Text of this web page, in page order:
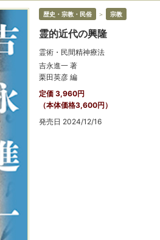
歴史・宗教・民俗 ＞ 宗教
霊的近代の興隆
霊術・民間精神療法
吉永進一 著
栗田英彦 編
定価 3,960円
（本体価格3,600円）
発売日 2024/12/16